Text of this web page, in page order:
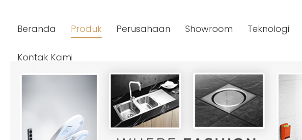
Beranda Produk Perusahaan Showroom Teknologi
Kontak Kami